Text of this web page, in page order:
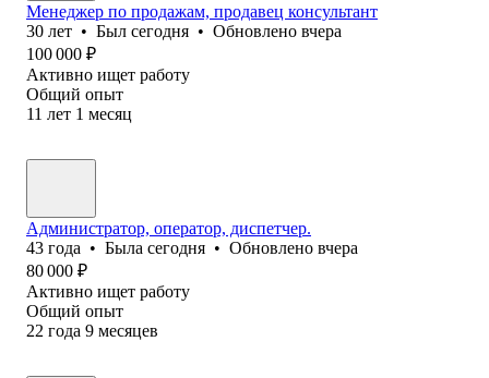
Менеджер по продажам, продавец консультант
30 лет • Был сегодня • Обновлено вчера
100 000 ₽
Активно ищет работу
Общий опыт
11 лет 1 месяц
Администратор, оператор, диспетчер.
43 года • Была сегодня • Обновлено вчера
80 000 ₽
Активно ищет работу
Общий опыт
22 года 9 месяцев